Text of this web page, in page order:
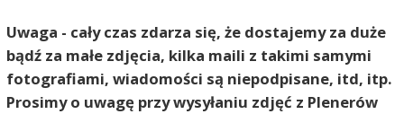
Uwaga - cały czas zdarza się, że dostajemy za duże
bądź za małe zdjęcia, kilka maili z takimi samymi
fotografiami, wiadomości są niepodpisane, itd, itp.
Prosimy o uwagę przy wysyłaniu zdjęć z Plenerów